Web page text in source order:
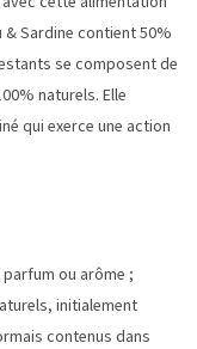
& Sardine contient 50%
se composent de
naturels. Elle
qui exerce une action
ou arôme ;
initialement
contenus dans